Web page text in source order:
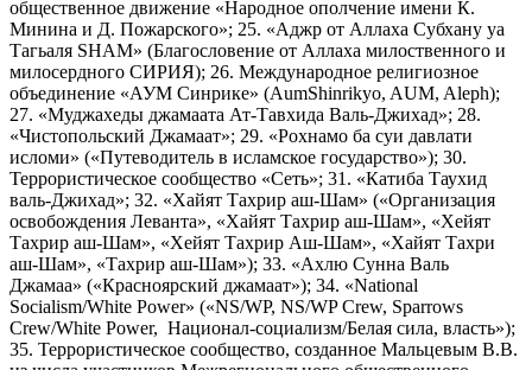
общественное движение «Народное ополчение имени К.
Минина и Д. Пожарского»; 25. «Аджр от Аллаха Субхану уа
Тагьаля SHAM» (Благословение от Аллаха милоственного и
милосердного СИРИЯ); 26. Международное религиозное
объединение «АУМ Синрике» (AumShinrikyo, AUM, Aleph);
27. «Муджахеды джамаата Ат-Тавхида Валь-Джихад»; 28.
«Чистопольский Джамаат»; 29. «Рохнамо ба суи давлати
исломи» («Путеводитель в исламское государство»); 30.
Террористическое сообщество «Сеть»; 31. «Катиба Таухид
валь-Джихад»; 32. «Хайят Тахрир аш-Шам» («Организация
освобождения Леванта», «Хайят Тахрир аш-Шам», «Хейят
Тахрир аш-Шам», «Хейят Тахрир Аш-Шам», «Хайят Тахри
аш-Шам», «Тахрир аш-Шам»); 33. «Ахлю Сунна Валь
Джамаа» («Красноярский джамаат»); 34. «National
Socialism/White Power» («NS/WP, NS/WP Crew, Sparrows
Crew/White Power, Национал-социализм/Белая сила, власть»);
35. Террористическое сообщество, созданное Мальцевым В.В.